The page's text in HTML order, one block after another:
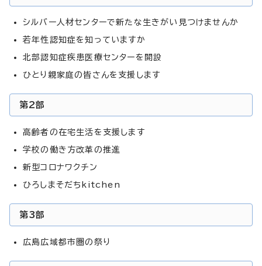
シルバー人材センターで新たな生きがい見つけませんか
若年性認知症を知っていますか
北部認知症疾患医療センターを開設
ひとり親家庭の皆さんを支援します
第2部
高齢者の在宅生活を支援します
学校の働き方改革の推進
新型コロナワクチン
ひろしまそだちkitchen
第3部
広島広域都市圏の祭り